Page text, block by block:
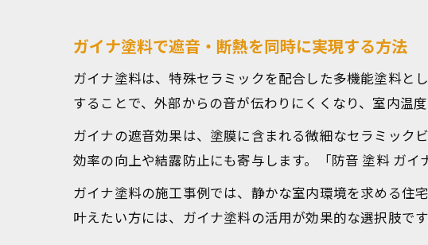
ガイナ塗料で遮音・断熱を同時に実現する方法
ガイナ塗料は、特殊セラミックを配合した多機能塗料と
することで、外部からの音が伝わりにくくなり、室内温度
ガイナの遮音効果は、塗膜に含まれる微細なセラミック
効率の向上や結露防止にも寄与します。「防音 塗料 ガ
ガイナ塗料の施工事例では、静かな室内環境を求める住
叶えたい方には、ガイナ塗料の活用が効果的な選択肢です